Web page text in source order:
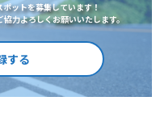
ットを募集しています！
力よろしくお願いいたします。
する